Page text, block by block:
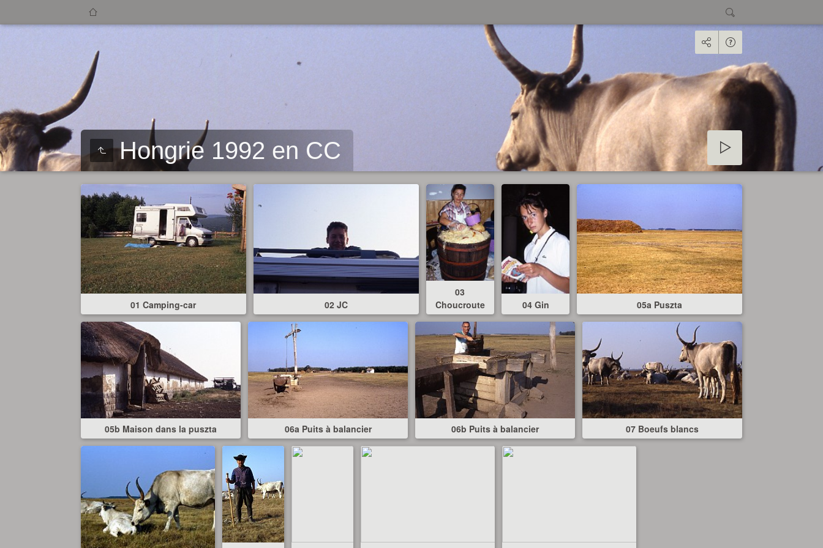
Hongrie 1992 en CC
01 Camping-car 02 JC
03
Choucroute
04 Gin 05a Puszta
05b Maison dans la puszta 06a Puits à balancier 06b Puits à balancier 07 Boeufs blancs